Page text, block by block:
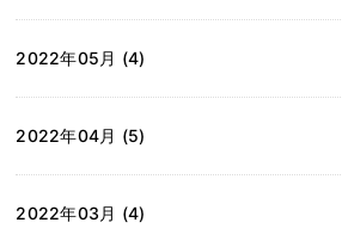
2022年05月 (4)
2022年04月 (5)
2022年03月 (4)